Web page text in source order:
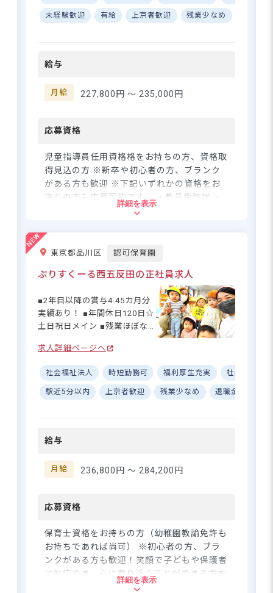
完備♪ ーー【一人ひとりの子
は「子どもたちの権利を守
をつくす」という理念が、ス
タッフ一人ひとりの日々の関
数字や効率よりも、目の前の
と願うあなたの想いを、大切
にできる職場です♪ ーー【ム
リなく長く働き続けられる、
整った職場環境】 月平均残業
2.9時間と少なく、年間休日
休暇の取得率は100％と、ライ
フステージが変わっても安心
して働き続けられます☆さら
に入職2年目からは賞与4.4カ
与に反映される仕組みも魅力
です♪マイカー通勤もOKで、
秋津エリアからアクセスしや
す◎
未経験歓迎 有給 上京者歓迎 残業少なめ
給与
月給 227,800円 〜235,000円
応募資格
児童指導員任用資格格をお持ちの方、資格取
得見込の方 ※新卒や初心者の方、ブランク
がある方も歓迎 ※下記いずれかの資格をお
持ちの方も応募可能です。 ・教員免許状 ・
東京都清瀬市梅園3-14-23
西武池袋線「秋津駅」より徒歩12分
■マイカー・自転車通勤OK（無料駐車
2年目から賞与4.4カ月♪子どもた
さらに詳しい
求人情報へ
詳細を表示
東京都品川区 認可保育園
ぷりすくーる西五反田の正社員求人
■2年目以降の賞与4.45カ月分
実績あり！ ■年間休日120日☆
土日祝日メイン ■残業ほぼな
UP！ ■借上げ社宅制度あり♪
月額最大82,000円まで補助 ー
ー【笑顔あふれる！0〜5歳児
の成長を見守る総合施設】 子
もたちの成長をサポート♪ 1年
豊富で、子どもたちの笑顔が
あふれる毎日です☆ 20代〜50
在籍し、みんなで意見を出し
践しています！ ーー【安心の
研修制度＆働きやすさ抜群の
環境】 未経験者やブランクが
ある方も安心の充実した研修
制度をご用意！区の研修案内
求人詳細ページへ
社会福祉法人 時短勤務可 福利厚生充実 社会保険完
駅近5分以内 上京者歓迎 残業少なめ 退職金制度
給与
月給 236,800円 〜284,200円
応募資格
保育士資格をお持ちの方（幼稚園教諭免許も
お持ちであれば尚可） ※初心者の方、ブラ
ンクがある方も歓迎！笑顔で子どもや保護者
に対応でき、心に寄り添うことができる方を
お待ちしています。
詳細を表示